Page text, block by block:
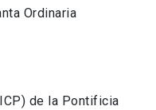
Ordinaria
de la Pontificia